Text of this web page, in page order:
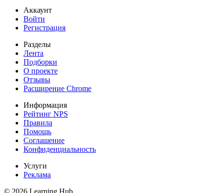
Аккаунт
Войти
Регистрация
Разделы
Лента
Подборки
О проекте
Отзывы
Расширение Chrome
Информация
Рейтинг NPS
Правила
Помощь
Соглашение
Конфиденциальность
Услуги
Реклама